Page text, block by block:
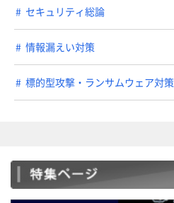
セキュリティ総論
情報漏えい対策
標的型攻撃・ランサムウェア対策